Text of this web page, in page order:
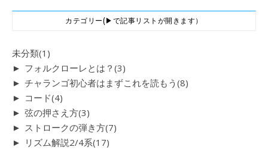
カテゴリー(▶で記事リストが開きます）
未分類(1)
► フォルクローレとは？ (3)
► チャランゴ初心者はまずこれを読もう (8)
► コード(4)
► 弦の押さえ方(3)
► ストロークの弾き方(7)
► リズム解説2/4系(17)